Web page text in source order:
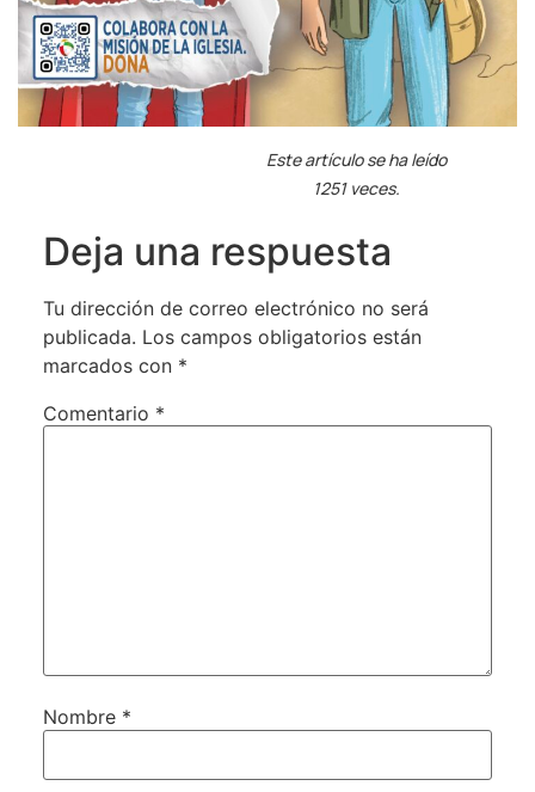
Este artículo se ha leído
1251 veces.
Deja una respuesta
Tu dirección de correo electrónico no será
publicada. Los campos obligatorios están
marcados con *
Comentario *
Nombre *